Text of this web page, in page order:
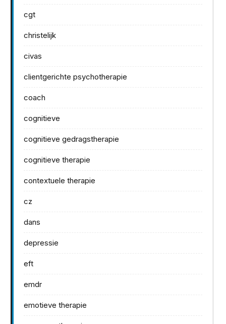
cgt
christelijk
civas
clientgerichte psychotherapie
coach
cognitieve
cognitieve gedragstherapie
cognitieve therapie
contextuele therapie
cz
dans
depressie
eft
emdr
emotieve therapie